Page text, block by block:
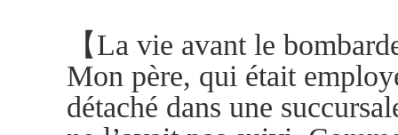
【La vie avant le
Mon père, qui était
détaché dans une